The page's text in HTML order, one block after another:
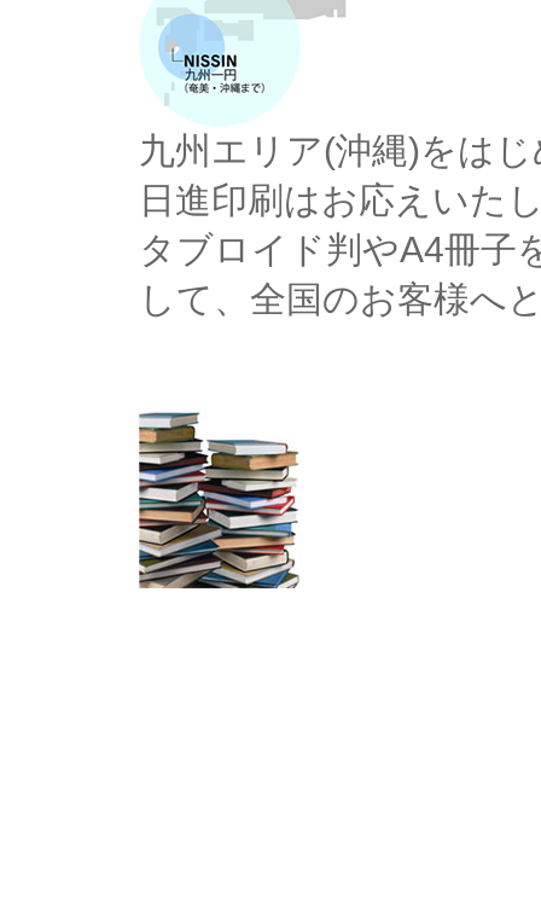
九州エリア(沖縄)をは
日進印刷はお応えいた
タブロイド判やA4冊子
して、全国のお客様へ